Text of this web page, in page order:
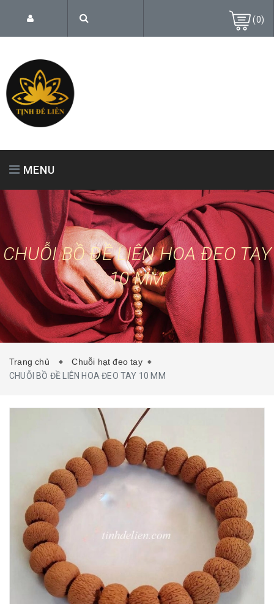
(0)
MENU
TRANG CHỦ GIỚI THIỆU SẢN PHẨM
TIN TỨC LIÊN HỆ
CHUỖI BỒ ĐỀ LIÊN HOA ĐEO TAY
10 MM
Trang chủ
Chuỗi hạt đeo tay
CHUỖI BỒ ĐỀ LIÊN HOA ĐEO TAY 10 MM